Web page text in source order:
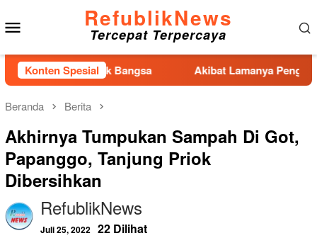
ke
konten
RefublikNews
Tercepat Terpercaya
Konten Spesial
Depan Anak Bangsa Akibat Lamanya Pengerjaan
Beranda Berita
Akhirnya Tumpukan Sampah Di Got,
Papanggo, Tanjung Priok
Dibersihkan
RefublikNews
Juli 25, 2022 22 Dilihat